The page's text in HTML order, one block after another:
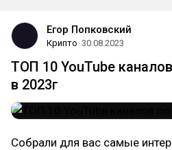
Егор Попковский
Крипто 30.08.2023
ТОП 10 YouTube
в 2023г
Собрали для вас самые